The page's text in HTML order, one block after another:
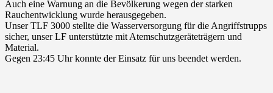
Auch eine Warnung an die Bevölkerung wegen der starken
Rauchentwicklung wurde herausgegeben.
Unser TLF 3000 stellte die Wasserversorgung für die Angriffstrupps
sicher, unser LF unterstützte mit Atemschutzgeräteträgern und
Material.
Gegen 23:45 Uhr konnte der Einsatz für uns beendet werden.